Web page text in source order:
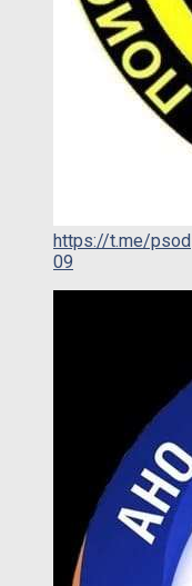
https://t.me/psod
09